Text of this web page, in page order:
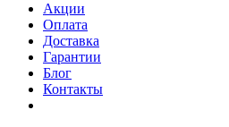
Акции
Оплата
Доставка
Гарантии
Блог
Контакты